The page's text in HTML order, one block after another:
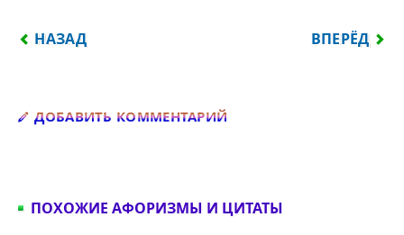
ПРЕДЫДУЩИЙ: ЖИЗНЬ ТАК ПРЕКРАСНА, ЧТО,
НАЗАД ВПЕРЁД
ДОБАВИТЬ КОММЕНТАРИЙ
ПОХОЖИЕ АФОРИЗМЫ И ЦИТАТЫ